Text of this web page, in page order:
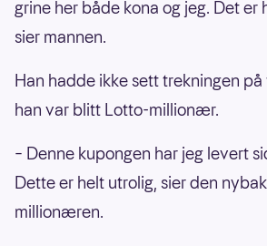
grine her både kona og jeg. Det er
sier mannen.
Han hadde ikke sett trekningen
han var blitt Lotto-millionær.
– Denne kupongen har jeg levert
Dette er helt utrolig, sier den
millionæren.